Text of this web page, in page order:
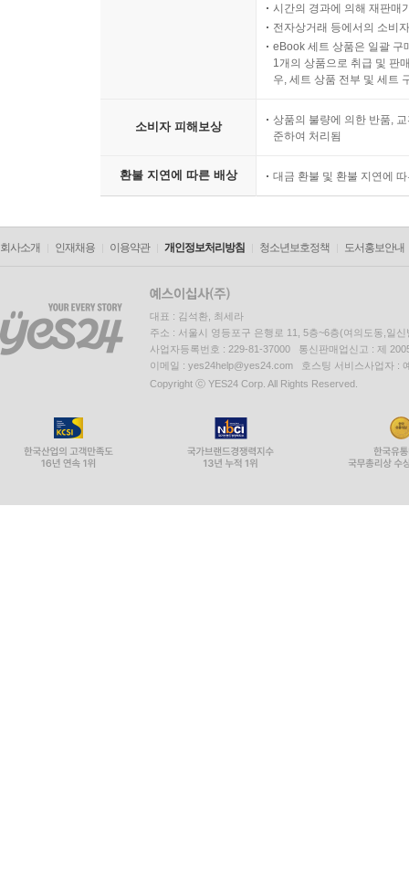
시간의 경과에 의해 재판매
전자상거래 등에서의 소비
eBook 세트 상품은 일괄 구
1개의 상품으로 취급 및 판
우, 세트 상품 전부 및 세트
소비자 피해보상
상품의 불량에 의한 반품,
준하여 처리됨
환불 지연에 따른 배상 대금 환불 및 환불 지연에
회사소개 인재채용 이용약관 개인정보처리방침 청소년보호정책 도서홍보안내
대표 : 김석환, 최세라
주소 : 서울시 영등포구 은행로 11, 5층~6층(여의도동,일신
사업자등록번호 : 229-81-37000 통신판매업신고 : 제
이메일 : yes24help@yes24.com 호스팅 서비스사업자 :
Copyright ⓒ YES24 Corp. All Rights Reserved.